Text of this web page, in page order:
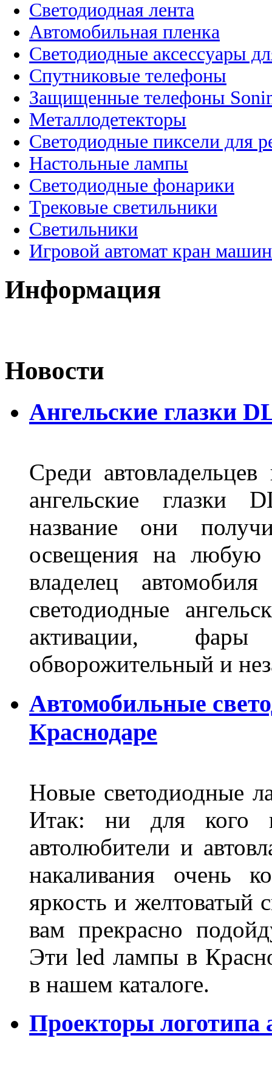
Светодиодная лента
Автомобильная пленка
Светодиодные аксессуары
Спутниковые телефоны
Защищенные телефоны
Металлодетекторы
Светодиодные пиксели для
Настольные лампы
Светодиодные фонарики
Трековые светильники
Светильники
Игровой автомат кран
Информация
Новости
Ангельские глазки
Среди
ангельские глазки
название они
освещения на любую
владелец
светодиодные
активации, фары
обворожительный и
Автомобильные
Краснодаре
Новые светодиодные
Итак: ни для кого
автолюбители и
накаливания очень
яркость и желтоватый
вам прекрасно
Эти led лампы в
в нашем каталоге.
Проекторы логотипа